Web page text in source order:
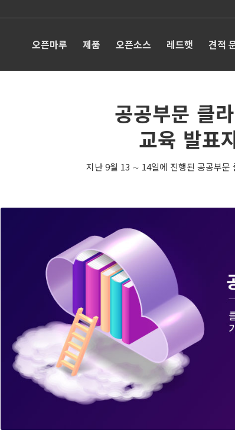
오픈마루 제품 오픈소스 레드햇 견적
공공부문 클
교육 발표
지난 9월 13 ∼ 14일에 진행된 공공부문